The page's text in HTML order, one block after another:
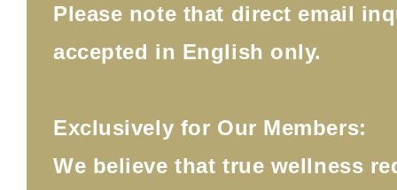
Please note that direct email
accepted in English only.
Exclusively for Our Members:
We believe that true wellness